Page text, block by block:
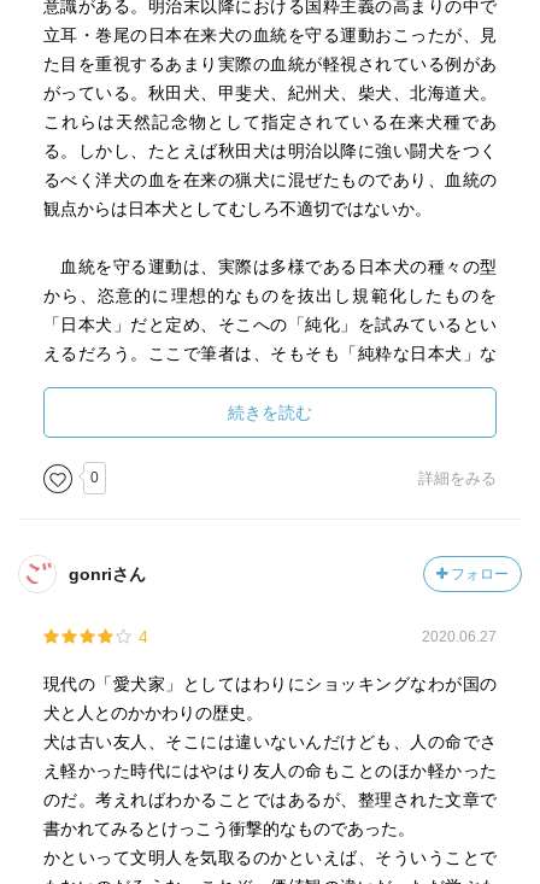
意識がある。明治末以降における国粋主義の高まりの中で
立耳・巻尾の日本在来犬の血統を守る運動おこったが、見
た目を重視するあまり実際の血統が軽視されている例があ
がっている。秋田犬、甲斐犬、紀州犬、柴犬、北海道犬。
これらは天然記念物として指定されている在来犬種であ
る。しかし、たとえば秋田犬は明治以降に強い闘犬をつく
るべく洋犬の血を在来の猟犬に混ぜたものであり、血統の
観点からは日本犬としてむしろ不適切ではないか。
血統を守る運動は、実際は多様である日本犬の種々の型
から、恣意的に理想的なものを抜出し規範化したものを
「日本犬」だと定め、そこへの「純化」を試みているとい
えるだろう。ここで筆者は、そもそも「純粋な日本犬」な
く人であればどうだろうか。「純粋な日本人」といった概
念は存在しないにもかかわらず、そう思い込んでいる節は
ないだろうか。犬が主人公として描かれながら、人間のこ
とについても考えさせられる奥深い一冊であった。
【学内URL】
93
【学外からの利用方法】
https://www.lib.u-tokyo.ac.jp/ja/library/literacy/user-
guide/campus/offcampus
続きを読む
0 詳細をみる
gonriさん フォロー
4 2020.06.27
現代の「愛犬家」としてはわりにショッキングなわが国の
犬と人とのかかわりの歴史。
犬は古い友人、そこには違いないんだけども、人の命でさ
え軽かった時代にはやはり友人の命もことのほか軽かった
のだ。考えればわかることではあるが、整理された文章で
書かれてみるとけっこう衝撃的なものであった。
かといって文明人を気取るのかといえば、そういうことで